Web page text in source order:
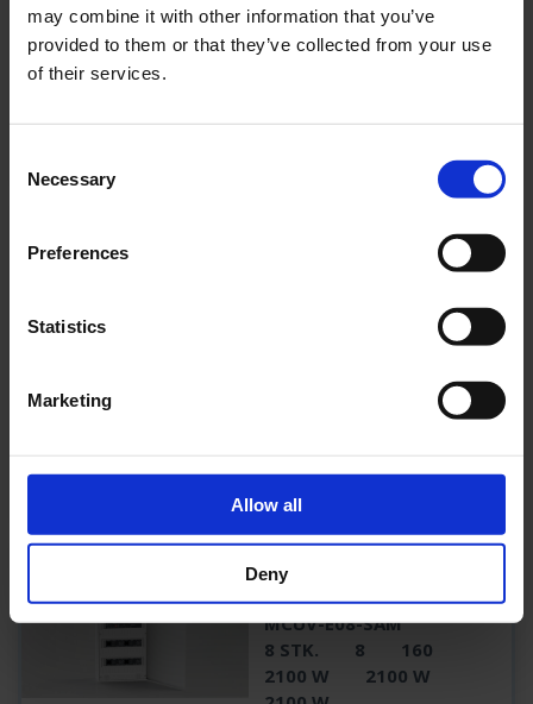
may combine it with other information that you’ve
provided to them or that they’ve collected from your use
of their services.
Selection
Necessary
Preferences
Statistics
Marketing
Allow all
Deny
8 STK.
8
160
2100 W
2100 W
MCUV-E08-LE-
PRODUKTET
MCUV-E08-SAM
MCUV-E08-SAM
8 STK.
8
160
2100 W
2100 W